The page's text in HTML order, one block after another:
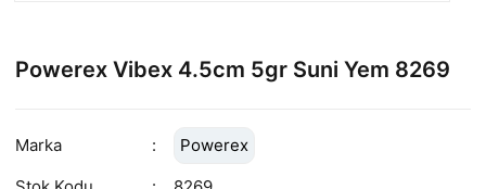
Powerex Vibex 4.5cm 5gr Suni Yem 8269
Marka
Powerex